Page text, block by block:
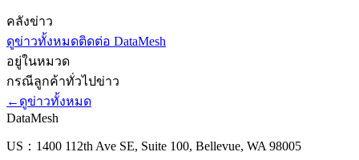
คลังข่าว
ดูข่าวทั้งหมดติดต่อ DataMesh
อยู่ในหมวด
กรณีลูกค้าทั่วไปข่าว
← ดูข่าวทั้งหมด
DataMesh
US：1400 112th Ave SE, Suite 100, Bellevue, WA 98005